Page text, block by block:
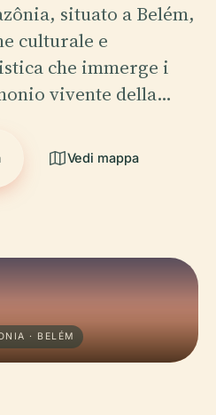
situato a Belém,
culturale e
che immerge i
vivente della…
Vedi mappa
· BELÉM